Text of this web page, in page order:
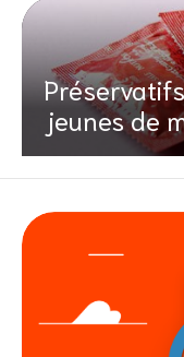
jeunes de